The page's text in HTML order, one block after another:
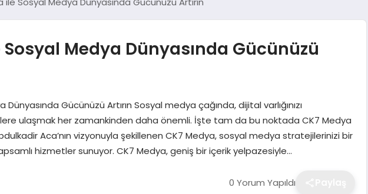
Medya Dünyasında Gücünüzü
Gücünüzü Artırın Sosyal medya çağında, dijital varlığınızı
ulaşmak her zamankinden daha önemli. İşte tam da bu noktada CK7 Medya
Aca’nın vizyonuyla şekillenen CK7 Medya, sosyal medya stratejilerinizi bir
hizmetler sunuyor. CK7 Medya, geniş bir içerik yelpazesiyle…
0 Yorum Yapıldı